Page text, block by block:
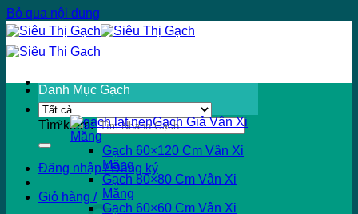
Bỏ qua nội dung
Tìm kiếm:
Đăng nhập / Đăng ký
Giỏ hàng /
Danh Mục Gạch
Gạch Giả Vân Xi
Măng
Gạch 60×120 Cm Vân Xi
Măng
Gạch 80×80 Cm Vân Xi
Măng
Gạch 60×60 Cm Vân Xi